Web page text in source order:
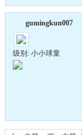
gumingkun007
级别: 小小球童